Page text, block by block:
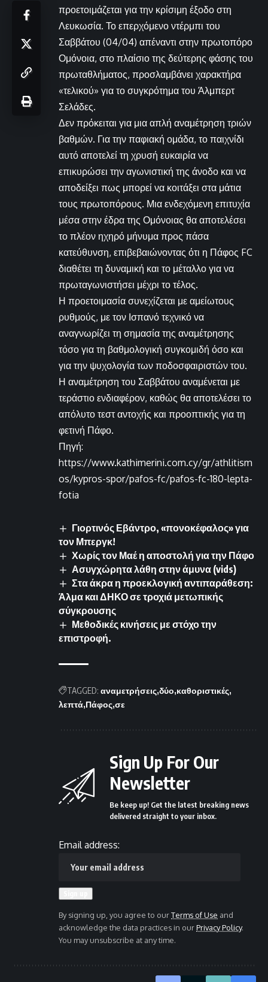
προετοιμάζεται για την κρίσιμη έξοδο στη
Λευκωσία. Το επερχόμενο ντέρμπι του
Σαββάτου (04/04) απέναντι στην πρωτοπόρο
Ομόνοια, στο πλαίσιο της δεύτερης φάσης του
πρωταθλήματος, προσλαμβάνει χαρακτήρα
«τελικού» για το συγκρότημα του Άλμπερτ
Σελάδες.
Δεν πρόκειται για μια απλή αναμέτρηση τριών
βαθμών. Για την παφιακή ομάδα, το παιχνίδι
αυτό αποτελεί τη χρυσή ευκαιρία να
επικυρώσει την αγωνιστική της άνοδο και να
αποδείξει πως μπορεί να κοιτάξει στα μάτια
τους πρωτοπόρους. Μια ενδεχόμενη επιτυχία
μέσα στην έδρα της Ομόνοιας θα αποτελέσει
το πλέον ηχηρό μήνυμα προς πάσα
κατεύθυνση, επιβεβαιώνοντας ότι η Πάφος FC
διαθέτει τη δυναμική και το μέταλλο για να
πρωταγωνιστήσει μέχρι το τέλος.
Η προετοιμασία συνεχίζεται με αμείωτους
ρυθμούς, με τον Ισπανό τεχνικό να
αναγνωρίζει τη σημασία της αναμέτρησης
τόσο για τη βαθμολογική συγκομιδή όσο και
για την ψυχολογία των ποδοσφαιριστών του.
Η αναμέτρηση του Σαββάτου αναμένεται με
τεράστιο ενδιαφέρον, καθώς θα αποτελέσει το
απόλυτο τεστ αντοχής και προοπτικής για τη
φετινή Πάφο.
Πηγή:
https://www.kathimerini.com.cy/gr/athlitism
os/kypros-spor/pafos-fc/pafos-fc-180-lepta-
fotia
Γιορτινός Εβάντρο, «πονοκέφαλος» για
τον Μπεργκ!
Χωρίς τον Μαέ η αποστολή για την Πάφο
Ασυγχώρητα λάθη στην άμυνα (vids)
Στα άκρα η προεκλογική αντιπαράθεση:
Άλμα και ΔΗΚΟ σε τροχιά μετωπικής
σύγκρουσης
Μεθοδικές κινήσεις με στόχο την
επιστροφή.
TAGGED: αναμετρήσεις δύο καθοριστικές
λεπτά Πάφος σε
Sign Up For Our
Newsletter
Be keep up! Get the latest breaking news
delivered straight to your inbox.
Email address:
By signing up, you agree to ourTerms of Use and
acknowledge the data practices in ourPrivacy Policy.
You may unsubscribe at any time.